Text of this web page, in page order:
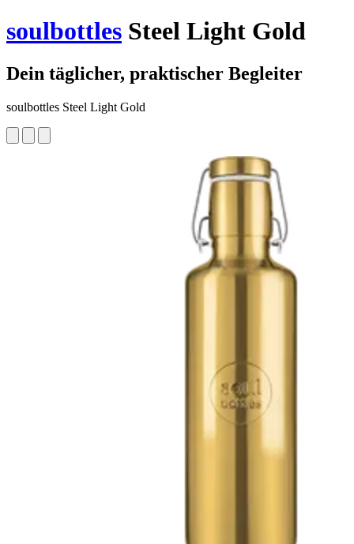
soulbottles Steel Light Gold
Dein täglicher, praktischer Begleiter
soulbottles Steel Light Gold